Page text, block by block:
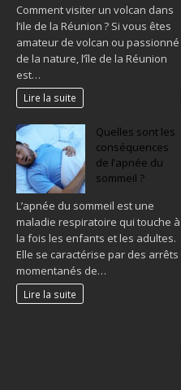
Comment visiter un volcan dans
l’ile de la Réunion ? Si vous êtes
amateur de volcan ou passionné
de la nature, l’île de la Réunion
est…
Lire la suite
Quelles sont les
conséquences
de l’apnée du
sommeil ?
L’apnée du sommeil est une
maladie respiratoire qui touche à
la fois les enfants et les adultes.
Elle se caractérise par des arrêts
momentanés de…
Lire la suite